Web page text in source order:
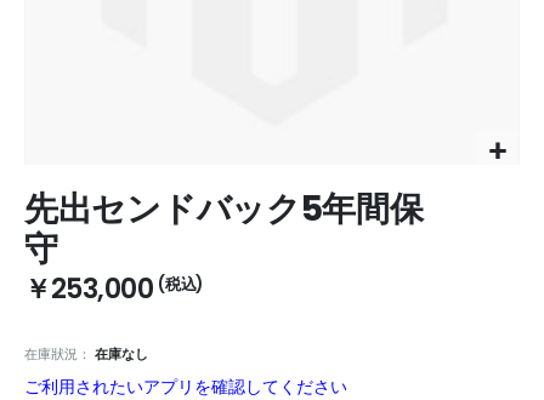
to
the
beginning
of
the
gallery
先出センドバック5年間保
守
￥253,000
在庫狀況： 在庫なし
ご利用されたいアプリを確認してください